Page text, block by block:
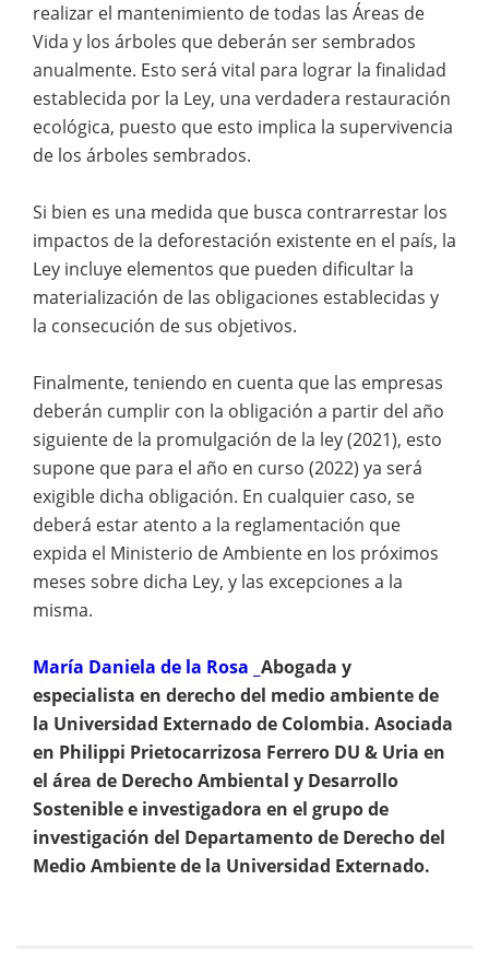
realizar el mantenimiento de todas las Áreas de
Vida y los árboles que deberán ser sembrados
anualmente. Esto será vital para lograr la finalidad
establecida por la Ley, una verdadera restauración
ecológica, puesto que esto implica la supervivencia
de los árboles sembrados.
Si bien es una medida que busca contrarrestar los
impactos de la deforestación existente en el país, la
Ley incluye elementos que pueden dificultar la
materialización de las obligaciones establecidas y
la consecución de sus objetivos.
Finalmente, teniendo en cuenta que las empresas
deberán cumplir con la obligación a partir del año
siguiente de la promulgación de la ley (2021), esto
supone que para el año en curso (2022) ya será
exigible dicha obligación. En cualquier caso, se
deberá estar atento a la reglamentación que
expida el Ministerio de Ambiente en los próximos
meses sobre dicha Ley, y las excepciones a la
misma.
María Daniela de la Rosa _ Abogada y
especialista en derecho del medio ambiente de
la Universidad Externado de Colombia. Asociada
en Philippi Prietocarrizosa Ferrero DU & Uria en
el área de Derecho Ambiental y Desarrollo
Sostenible e investigadora en el grupo de
investigación del Departamento de Derecho del
Medio Ambiente de la Universidad Externado.